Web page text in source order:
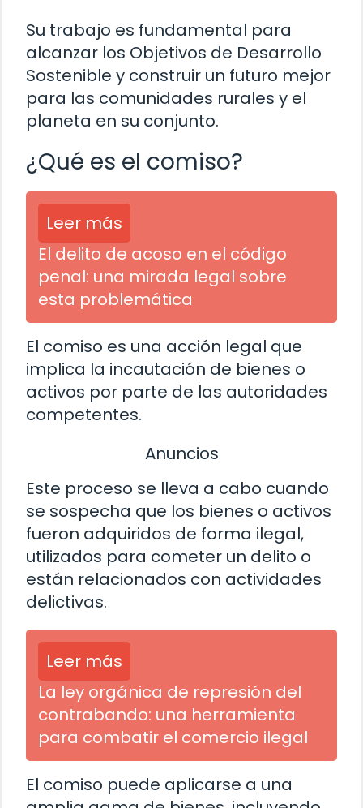
Su trabajo es fundamental para
alcanzar los Objetivos de Desarrollo
Sostenible y construir un futuro mejor
para las comunidades rurales y el
planeta en su conjunto.
¿Qué es el comiso?
Leer más
El delito de acoso en el código
penal: una mirada legal sobre
esta problemática
El comiso es una acción legal que
implica la incautación de bienes o
activos por parte de las autoridades
competentes.
Anuncios
Este proceso se lleva a cabo cuando
se sospecha que los bienes o activos
fueron adquiridos de forma ilegal,
utilizados para cometer un delito o
están relacionados con actividades
delictivas.
Leer más
La ley orgánica de represión del
contrabando: una herramienta
para combatir el comercio ilegal
El comiso puede aplicarse a una